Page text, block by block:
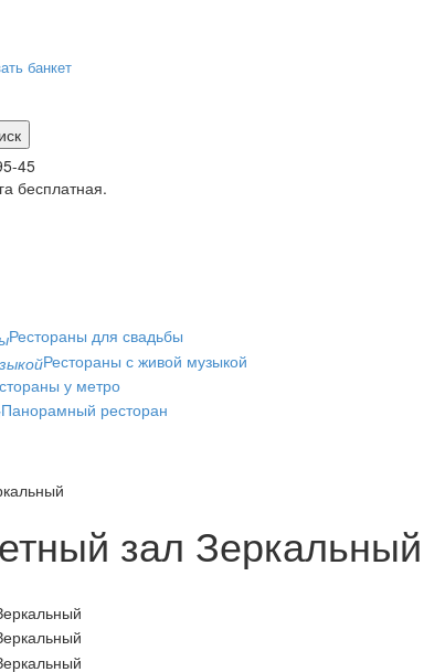
банкет
45
бесплатная.
Рестораны для свадьбы
Рестораны с живой музыкой
у метро
Панорамный ресторан
зал Зеркальный